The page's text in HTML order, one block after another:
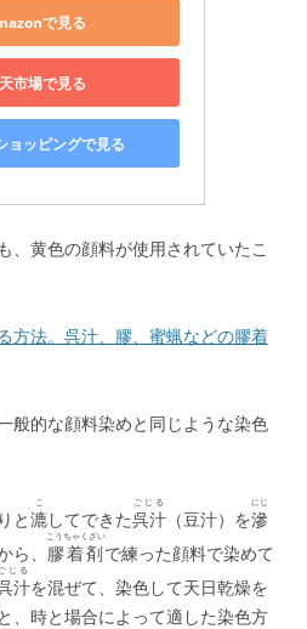
で見る
市場で見る
ョッピングで見る
、黄色の顔料が使用されていたこ
方法。呉汁、膠、蜜蝋などの膠着
般的な顔料染めと同じような染色
と漉
こ
してできた呉汁
ごじる
（豆汁）を滲
にじ
ら、 膠着剤
こうちゃくざい
で練った顔料で染めて
汁
ごじる
を混ぜて、染色して天日乾燥を
、時と場合によって適した染色方